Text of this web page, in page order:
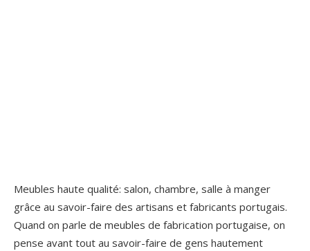
Meubles haute qualité: salon, chambre, salle à manger
grâce au savoir-faire des artisans et fabricants portugais.
Quand on parle de meubles de fabrication portugaise, on
pense avant tout au savoir-faire de gens hautement